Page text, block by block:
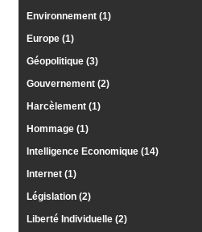
Environnement (1)
Europe (1)
Géopolitique (3)
Gouvernement (2)
Harcèlement (1)
Hommage (1)
Intelligence Economique (14)
Internet (1)
Législation (2)
Liberté Individuelle (2)